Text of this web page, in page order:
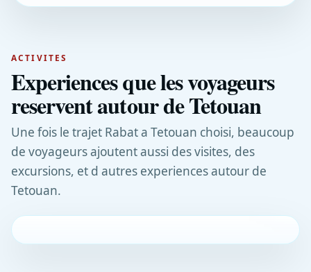
ACTIVITES
Experiences que les voyageurs
reservent autour de Tetouan
Une fois le trajet Rabat a Tetouan choisi, beaucoup
de voyageurs ajoutent aussi des visites, des
excursions, et d autres experiences autour de
Tetouan.